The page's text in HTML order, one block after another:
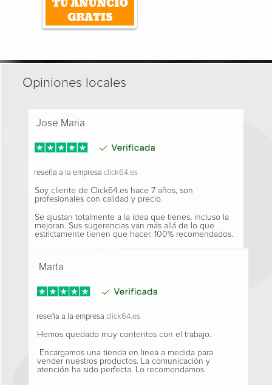
Opiniones locales
Jose Maria
reseña a la empresa click64.es
Soy cliente de Click64.es hace 7 años, son
profesionales con calidad y precio.
Se ajustan totalmente a la idea que tienes, incluso la
mejoran. Sus sugerencias van más allá de lo que
estrictamente tienen que hacer. 100% recomendados.
Marta
reseña a la empresa click64.es
Hemos quedado muy contentos con el trabajo.
Encargamos una tienda en linea a medida para
vender nuestros productos. La comunicación y
atención ha sido perfecta. Lo recomendamos.